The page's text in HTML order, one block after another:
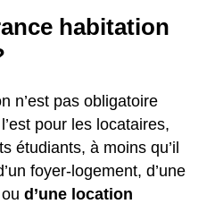
habitation
n’est pas obligatoire
pour les locataires,
étudiants, à moins qu’il
foyer-logement, d’une
d’une location